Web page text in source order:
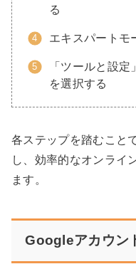
る
エキスパートモ
「ツールと設
を選択する
各ステップを踏むこと
し、効率的なオンライ
ます。
Googleアカウン